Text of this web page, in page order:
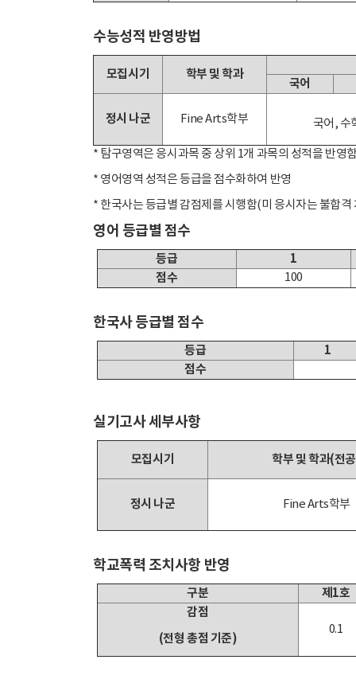
수능성적 반영방법
모집시기 학부 및 학과
국어
정시 나군 Fine Arts학부 국어, 수
* 탐구영역은 응시과목 중 상위 1개 과목의 성적을 반영
* 영어영역 성적은 등급을 점수화하여 반영
* 한국사는 등급별 감점제를 시행함(미 응시자는 불합격
영어 등급별 점수
등급
1
점수
100
한국사 등급별 점수
등급
1
점수
실기고사 세부사항
모집시기 학부 및 학과(전
정시 나군 Fine Arts학부
학교폭력 조치사항 반영
구분
제1호
감점
(전형 총점 기준)
0.1